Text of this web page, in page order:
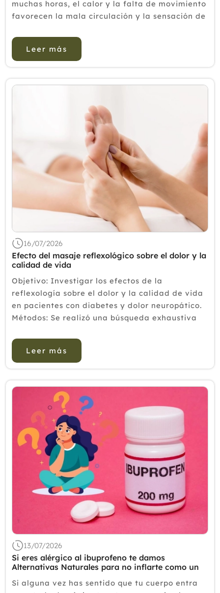
muchas horas, el calor y la falta de movimiento
favorecen la mala circulación y la sensación de
Coche, avión, tren o autobús. Millones d...
Leer más
16/07/2026
Efecto del masaje reflexológico sobre el dolor y la
calidad de vida
Objetivo: Investigar los efectos de la
reflexología sobre el dolor y la calidad de vida
en pacientes con diabetes y dolor neuropático.
Métodos: Se realizó una búsqueda exhaustiva
efecto de la reflexolog&ia...
Leer más
13/07/2026
Si eres alérgico al ibuprofeno te damos
Alternativas Naturales para no inflarte como un
Si alguna vez has sentido que tu cuerpo entra